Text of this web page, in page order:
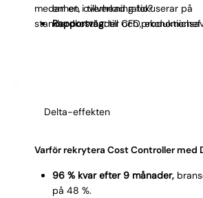
enhet, overhead ratio?
Rapportväg:till CFO, ekonomichef
medan en i tillverkning fokuserar på
standardkostnader och
behoven, desto snabbare matchar vi
Delta-effekten
Varför rekrytera Cost Controller med
96 % kvar efter 9 månader,
på 48 %.